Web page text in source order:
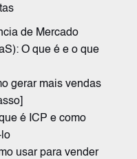
de Mercado
O que é e o que
gerar mais vendas
é ICP e como
lo
usar para vender